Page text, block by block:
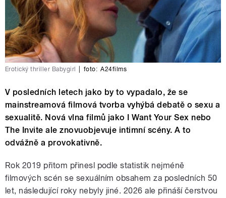
Erotický thriller Babygirl foto: A24films
V posledních letech jako by to vypadalo, že se
mainstreamová filmová tvorba vyhýbá debatě o sexu a
sexualitě. Nová vlna filmů jako I Want Your Sex nebo
The Invite ale znovuobjevuje intimní scény. A to
odvážně a provokativně.
Rok 2019 přitom přinesl podle statistik nejméně
filmových scén se sexuálním obsahem za posledních 50
let, následující roky nebyly jiné. 2026 ale přináší čerstvou